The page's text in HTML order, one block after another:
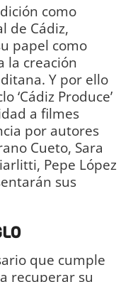
como
de Cádiz,
papel como
la creación
Y por ello
‘Cádiz Produce’
a filmes
por autores
Cueto, Sara
Pepe López
sus
que cumple
recuperar su